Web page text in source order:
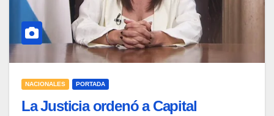
NACIONALES PORTADA
La Justicia ordenó a Capital